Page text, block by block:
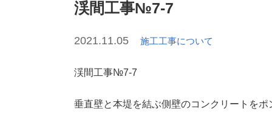
渓間工事№7-7
2021.11.05 施工工事について
渓間工事№7-7
垂直壁と本堤を結ぶ側壁のコンクリートをポ